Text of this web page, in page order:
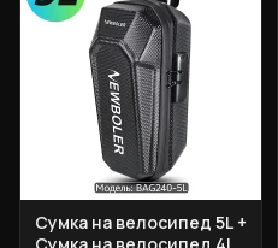
Сумка на велосипед 5L +